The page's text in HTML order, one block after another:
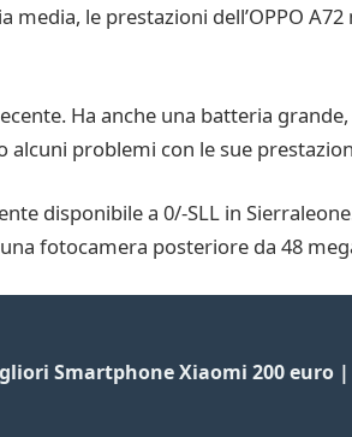
le prestazioni dell’OPPO
Ha anche una batteria
alcuni problemi con le sue
disponibile a 0/-SLL in
fotocamera posteriore da 48
Smartphone Xiaomi 200 euro |